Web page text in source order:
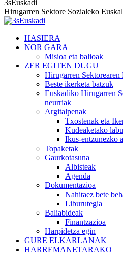
3sEuskadi
Hirugarren Sektore Sozialeko
HASIERA
NOR GARA
Misioa eta balioak
ZER EGITEN DUGU
Hirugarren Sektorearen
Beste ikerketa batzuk
Euskadiko Hirugarren
neurriak
Argitalpenak
Txostenak eta
Kudeaketako
Ikus-entzunezko
Topaketak
Gaurkotasuna
Albisteak
Agenda
Dokumentazioa
Nahitaez bete
Liburutegia
Baliabideak
Finantzazioa
Harpidetza egin
GURE ELKARLANAK
HARREMANETARAKO